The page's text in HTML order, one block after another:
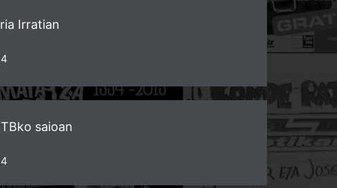
Irratian
saioan